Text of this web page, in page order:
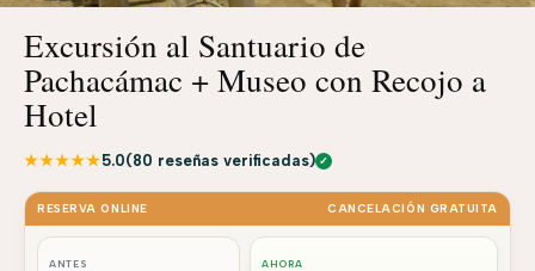
Excursión al Santuario de
Pachacámac + Museo con Recojo a
Hotel
★★★★★5.0(80 reseñas verificadas) ✓
RESERVA ONLINE CANCELACIÓN GRATUITA
ANTES AHORA